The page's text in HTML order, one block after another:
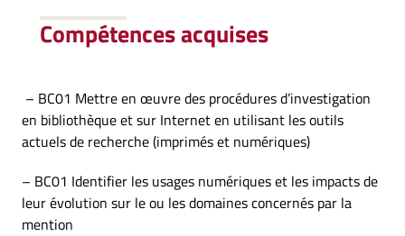
Compétences acquises
– BC01 Mettre en œuvre des procédures d’investigation
en bibliothèque et sur Internet en utilisant les outils
actuels de recherche (imprimés et numériques)
– BC01 Identifier les usages numériques et les impacts de
leur évolution sur le ou les domaines concernés par la
mention